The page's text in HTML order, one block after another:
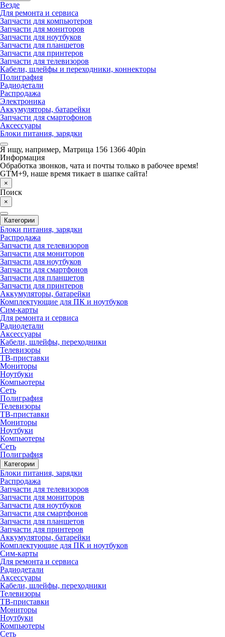
Везде
Для ремонта и сервиса
Запчасти для компьютеров
Запчасти для мониторов
Запчасти для ноутбуков
Запчасти для планшетов
Запчасти для принтеров
Запчасти для телевизоров
Кабели, шлейфы и переходники, коннекторы
Полиграфия
Радиодетали
Распродажа
Электроника
Аккумуляторы, батарейки
Запчасти для смартофонов
Аксессуары
Блоки питания, зарядки
Я ищу, например, Матрица 156 1366 40pin
Информация
Обработка звонков, чата и почты только в рабочее время!
GTM+9, наше время тикает в шапке сайта!
×
Поиск
×
Категории
Блоки питания, зарядки
Распродажа
Запчасти для телевизоров
Запчасти для мониторов
Запчасти для ноутбуков
Запчасти для смартфонов
Запчасти для планшетов
Запчасти для принтеров
Аккумуляторы, батарейки
Комплектующие для ПК и ноутбуков
Сим-карты
Для ремонта и сервиса
Радиодетали
Аксессуары
Кабели, шлейфы, переходники
Телевизоры
ТВ-приставки
Мониторы
Ноутбуки
Компьютеры
Сеть
Полиграфия
Телевизоры
ТВ-приставки
Мониторы
Ноутбуки
Компьютеры
Сеть
Полиграфия
Категории
Блоки питания, зарядки
Распродажа
Запчасти для телевизоров
Запчасти для мониторов
Запчасти для ноутбуков
Запчасти для смартфонов
Запчасти для планшетов
Запчасти для принтеров
Аккумуляторы, батарейки
Комплектующие для ПК и ноутбуков
Сим-карты
Для ремонта и сервиса
Радиодетали
Аксессуары
Кабели, шлейфы, переходники
Телевизоры
ТВ-приставки
Мониторы
Ноутбуки
Компьютеры
Сеть